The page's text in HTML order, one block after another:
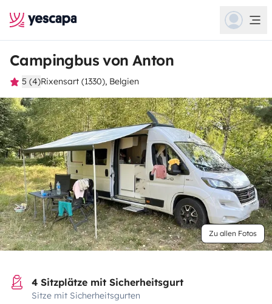
Campingbus von Anton
5 (4)Rixensart (1330), Belgien
Zu allen Fotos
4 Sitzplätze mit Sicherheitsgurt
Sitze mit Sicherheitsgurten